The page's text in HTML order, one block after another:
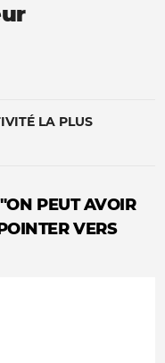
LA PLUS
PEUT AVOIR
VERS